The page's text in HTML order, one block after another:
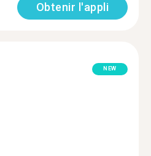
Obtenir l'appli
NEW